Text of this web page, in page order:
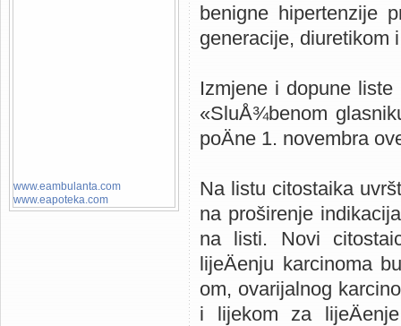
www.eambulanta.com
www.eapoteka.com
benigne hipertenzije
generacije, diuretikom
Izmjene i dopune
«SluÅ¾benom
poÄne 1. novembra
Na listu citostaika
na proširenje
na listi. Novi
lijeÄenju karcinoma
om, ovarijalnog
i lijekom za